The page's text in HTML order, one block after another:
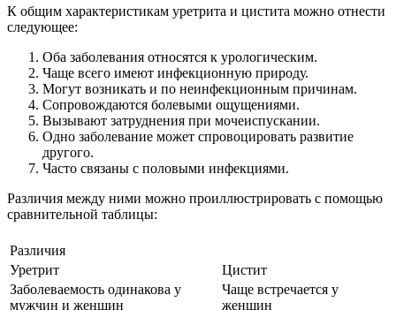
К общим характеристикам уретрита и цистита можно отнести
следующее:
Оба заболевания относятся к урологическим.
Чаще всего имеют инфекционную природу.
Могут возникать и по неинфекционным причинам.
Сопровождаются болевыми ощущениями.
Вызывают затруднения при мочеиспускании.
Одно заболевание может спровоцировать развитие
другого.
Часто связаны с половыми инфекциями.
Различия между ними можно проиллюстрировать с помощью
сравнительной таблицы:
Различия
Уретрит
Цистит
Заболеваемость одинакова у
мужчин и женщин
Чаще встречается у
женщин